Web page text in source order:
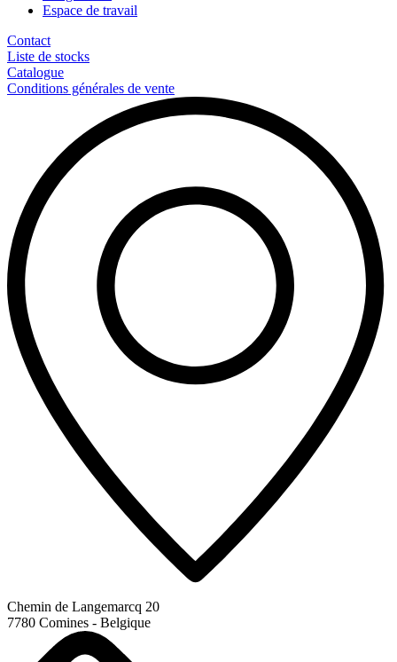
Espace de travail
Contact
Liste de stocks
Catalogue
Conditions générales de vente
Chemin de Langemarcq 20
7780 Comines - Belgique